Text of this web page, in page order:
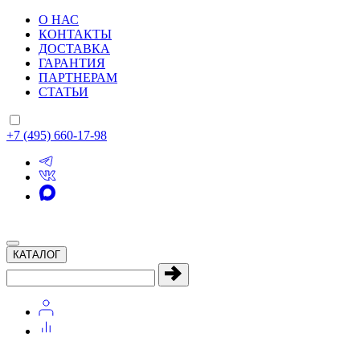
О НАС
КОНТАКТЫ
ДОСТАВКА
ГАРАНТИЯ
ПАРТНЕРАМ
СТАТЬИ
+7 (495) 660-17-98
КАТАЛОГ